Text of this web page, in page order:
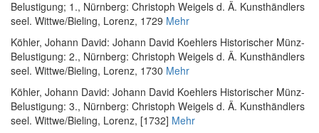
Belustigung; 1., Nürnberg: Christoph Weigels d. Ä. Kunsthändlers
seel. Wittwe/Bieling, Lorenz, 1729 Mehr
Köhler, Johann David: Johann David Koehlers Historischer Münz-
Belustigung: 2., Nürnberg: Christoph Weigels d. Ä. Kunsthändlers
seel. Wittwe/Bieling, Lorenz, 1730 Mehr
Köhler, Johann David: Johann David Koehlers Historischer Münz-
Belustigung: 3., Nürnberg: Christoph Weigels d. Ä. Kunsthändlers
seel. Wittwe/Bieling, Lorenz, [1732] Mehr